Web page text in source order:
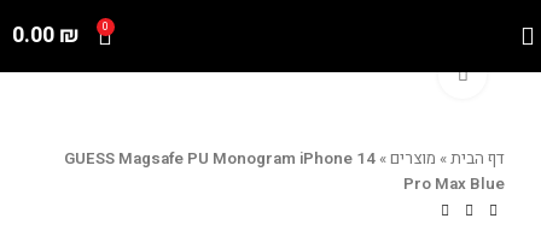
0
0.00₪
Click to enlarge
דף הבית» מוצרים»
GUESS Magsafe PU Monogram iPhone 14
Pro Max Blue